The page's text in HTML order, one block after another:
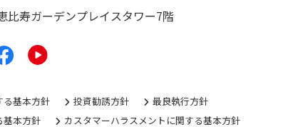
比寿ガーデンプレイスタワー7階
る基本方針 投資勧誘方針
最良執行方針
基本方針 カスタマーハラスメントに関する基本方針